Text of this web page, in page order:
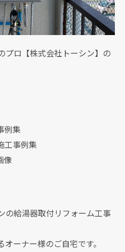
プロ【株式会社トーシン】の
例集
工事例集
像
の給湯器取付リフォーム工事
ーナー様のご自宅です。